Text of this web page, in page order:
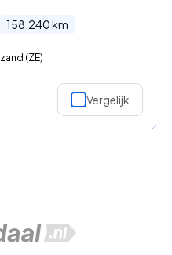
158.240km
(ZE)
Vergelijk